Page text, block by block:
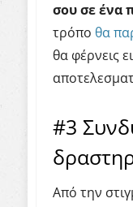
σου σε ένα
τρόπο θα
θα φέρνεις
#3
Από την